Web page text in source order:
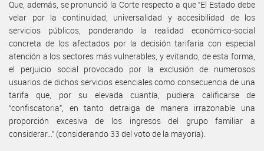
Que, además, se pronunció la Corte respecto a que “El Estado debe
velar por la continuidad, universalidad y accesibilidad de los
servicios públicos, ponderando la realidad económico-social
concreta de los afectados por la decisión tarifaria con especial
atención a los sectores más vulnerables, y evitando, de esta forma,
el perjuicio social provocado por la exclusión de numerosos
usuarios de dichos servicios esenciales como consecuencia de una
tarifa que, por su elevada cuantía, pudiera calificarse de
“confiscatoria”, en tanto detraiga de manera irrazonable una
proporción excesiva de los ingresos del grupo familiar a
considerar…” (considerando 33 del voto de la mayoría).